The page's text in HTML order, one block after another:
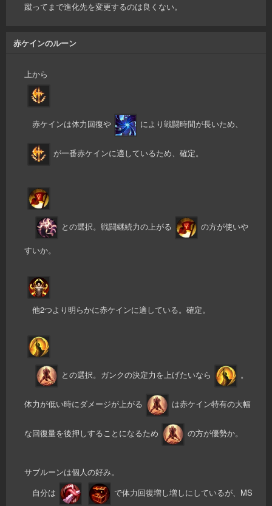
蹴ってまで進化先を変更するのは良くない。
赤ケインのルーン
上から
赤ケインは体力回復や により戦闘時間が長いため、
が一番赤ケインに適しているため、確定。
との選択。戦闘継続力の上がる の方が使いや
すいか。
他2つより明らかに赤ケインに適している。確定。
との選択。ガンクの決定力を上げたいなら 。
体力が低い時にダメージが上がる は赤ケイン特有の大幅
な回復量を後押しすることになるため の方が優勢か。
サブルーンは個人の好み。
自分は
で体力回復増し増しにしているが、MS